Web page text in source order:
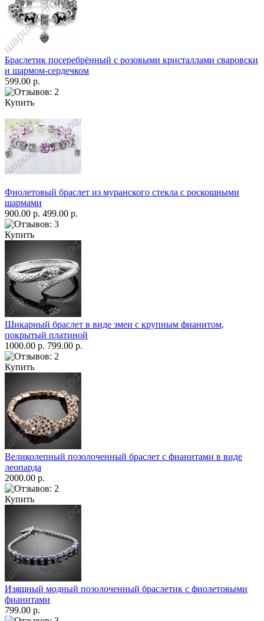
Браслетик посеребрённый с розовыми кристаллами сваровски
и шармом-сердечком
599.00 р.
Купить
Фиолетовый браслет из муранского стекла с роскошными
шармами
900.00 р. 499.00 р.
Купить
Шикарный браслет в виде змеи с крупным фианитом,
покрытый платиной
1000.00 р. 799.00 р.
Купить
Великолепный позолоченный браслет с фианитами в виде
леопарда
2000.00 р.
Купить
Изящный модный позолоченный браслетик с фиолетовыми
фианитами
799.00 р.